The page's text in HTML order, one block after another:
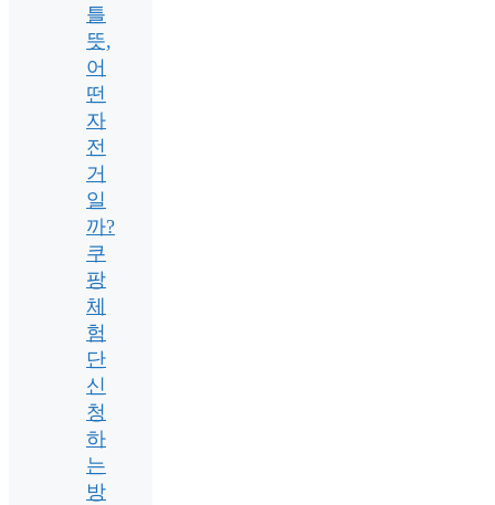
틀
뜻,
어
떤
자
전
거
일
까?
쿠
팡
체
험
단
신
청
하
는
방